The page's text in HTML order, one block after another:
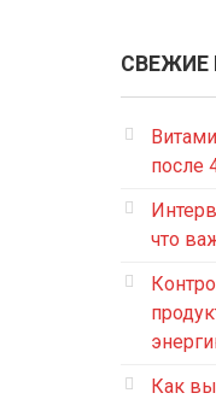
СВЕЖИЕ
после
что
Как